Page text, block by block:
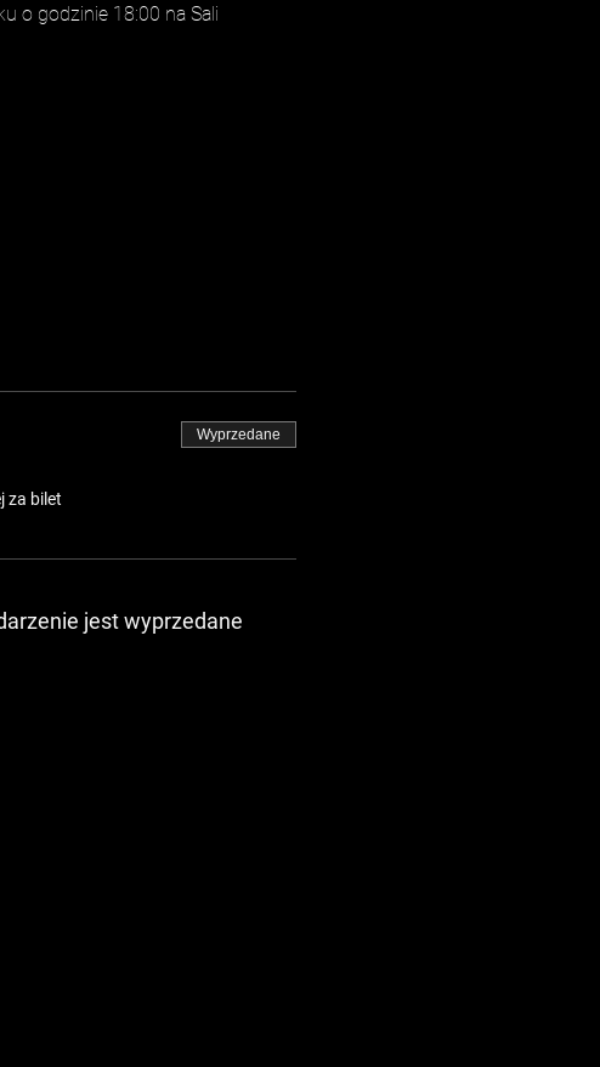
o godzinie 18:00 na Sali
za bilet
Wyprzedane
jest wyprzedane